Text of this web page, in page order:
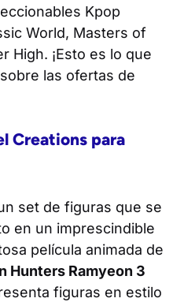
Kpop
World, Masters of
High. ¡Esto es lo que
las ofertas de
Creations para
set de figuras que se
en un imprescindible
película animada de
Hunters Ramyeon 3
figuras en estilo